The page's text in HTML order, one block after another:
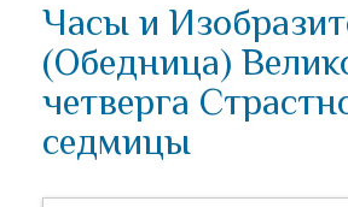
Часы и
(Обедница)
четверга
седмицы